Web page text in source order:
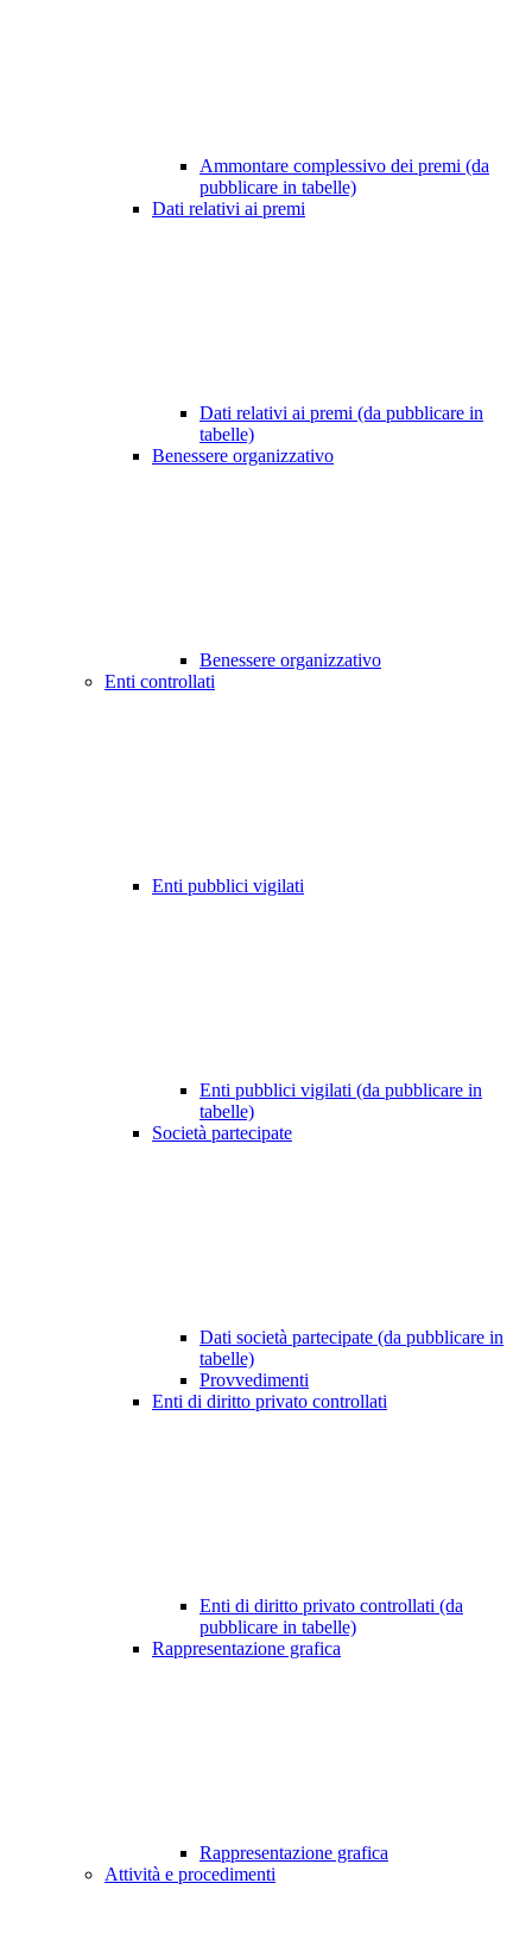
Ammontare complessivo dei premi (da
pubblicare in tabelle)
Dati relativi ai premi
Dati relativi ai premi (da pubblicare in
tabelle)
Benessere organizzativo
Benessere organizzativo
Enti controllati
Enti pubblici vigilati
Enti pubblici vigilati (da pubblicare in
tabelle)
Società partecipate
Dati società partecipate (da pubblicare in
tabelle)
Provvedimenti
Enti di diritto privato controllati
Enti di diritto privato controllati (da
pubblicare in tabelle)
Rappresentazione grafica
Rappresentazione grafica
Attività e procedimenti